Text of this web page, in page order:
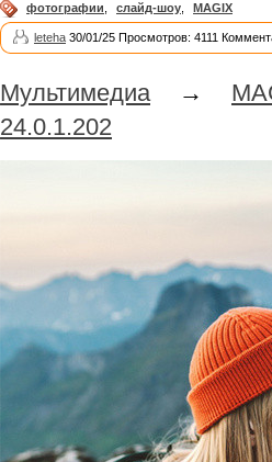
фотографии слайд-шоу MAGIX
leteha 30/01/25 Просмотров: 4111
Мультимедиа→
24.0.1.202